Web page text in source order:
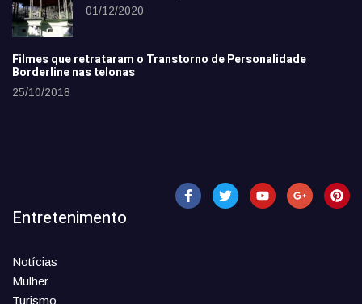
01/12/2020
Filmes que retrataram o Transtorno de Personalidade
Borderline nas telonas
25/10/2018
Entretenimento
Notícias
Mulher
Turismo